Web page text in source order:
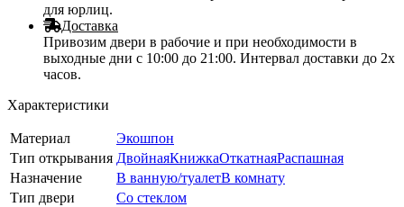
для юрлиц.
Доставка
Привозим двери в рабочие и при необходимости в
выходные дни с 10:00 до 21:00. Интервал доставки до 2х
часов.
Характеристики
Материал
Экошпон
Тип открывания ДвойнаяКнижкаОткатнаяРаспашная
Назначение
В ванную/туалетВ комнату
Тип двери
Со стеклом